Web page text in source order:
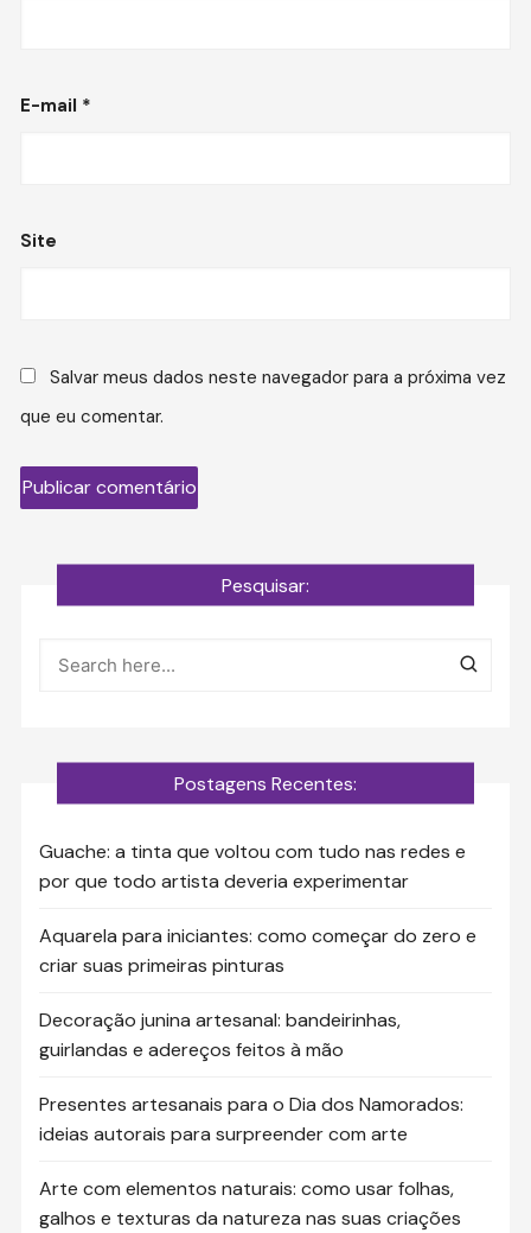
E-mail *
Site
Salvar meus dados neste navegador para a próxima vez
que eu comentar.
Pesquisar:
Postagens Recentes:
Guache: a tinta que voltou com tudo nas redes e
por que todo artista deveria experimentar
Aquarela para iniciantes: como começar do zero e
criar suas primeiras pinturas
Decoração junina artesanal: bandeirinhas,
guirlandas e adereços feitos à mão
Presentes artesanais para o Dia dos Namorados:
ideias autorais para surpreender com arte
Arte com elementos naturais: como usar folhas,
galhos e texturas da natureza nas suas criações